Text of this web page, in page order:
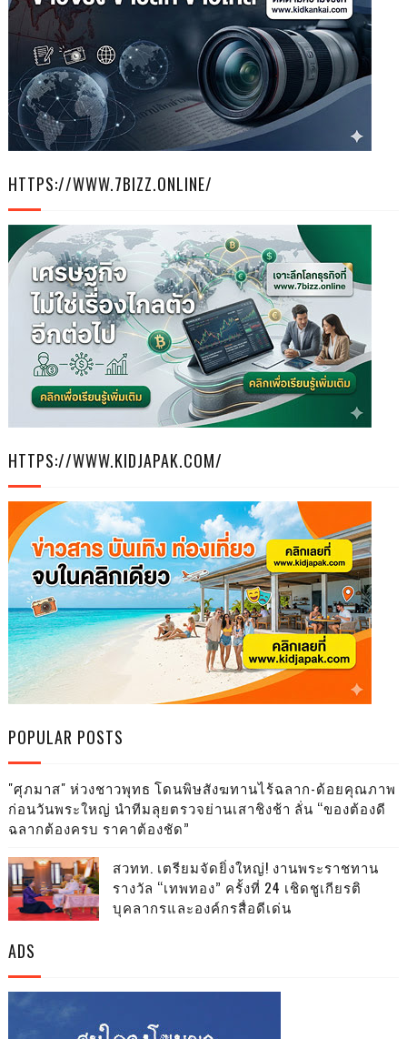
HTTPS://WWW.7BIZZ.ONLINE/
HTTPS://WWW.KIDJAPAK.COM/
POPULAR POSTS
"ศุภมาส" ห่วงชาวพุทธ โดนพิษสังฆทานไร้ฉลาก-ด้อยคุณภาพ
ก่อนวันพระใหญ่ นำทีมลุยตรวจย่านเสาชิงช้า ลั่น “ของต้องดี
ฉลากต้องครบ ราคาต้องชัด”
สวทท. เตรียมจัดยิ่งใหญ่! งานพระราชทาน
รางวัล “เทพทอง” ครั้งที่ 24 เชิดชูเกียรติ
บุคลากรและองค์กรสื่อดีเด่น
ADS